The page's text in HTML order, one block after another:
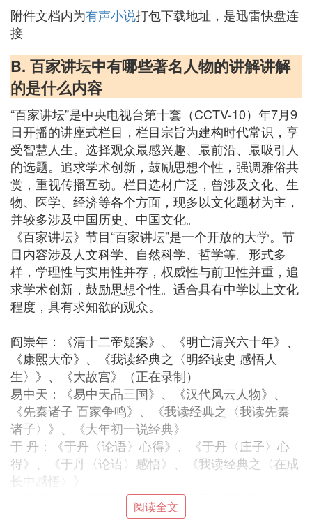
附件文档内为有声小说打包下载地址，是迅雷快盘连
接
B. 百家讲坛中有哪些著名人物的讲解讲解
的是什么内容
“百家讲坛”是中央电视台第十套（CCTV-10）年7月9
日开播的讲座式栏目，栏目宗旨为建构时代常识，享
受智慧人生。选择观众最感兴趣、最前沿、最吸引人
的选题。追求学术创新，鼓励思想个性，强调雅俗共
赏，重视传播互动。栏目选材广泛，曾涉及文化、生
物、医学、经济等各个方面，现多以文化题材为主，
并较多涉及中国历史、中国文化。
《百家讲坛》节目“百家讲坛”是一个开放的大学。节
目内容涉及人文科学、自然科学、哲学等。形式多
样，学理性与实用性并存，权威性与前卫性并重，追
求学术创新，鼓励思想个性。适合具有中学以上文化
程度，具有求知欲的观众。
阎崇年：《清十二帝疑案》、《明亡清兴六十年》、
《康熙大帝》、《我读经典之〈明经读史 感悟人
生〉》、《大故宫》（正在录制）
易中天：《易中天品三国》、《汉代风云人物》、
《先秦诸子 百家争鸣》、《我读经典之〈我读先秦
诸子〉》、《大年初一说经典》
于 丹：《于丹〈论语〉心得》、《于丹〈庄子〉心
得》、《于丹〈论语〉感悟》、《我读经典之〈在成
长中感悟〉》
王立群：《王立群读史记》（汉武帝、秦始皇）、
《汉代风云人物》（项羽、吕后）、《大风歌》、
阅读全文